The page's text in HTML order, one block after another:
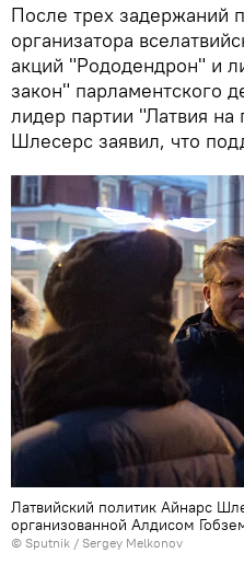
После трех задержаний
организатора
акций "Рододендрон" и
закон" парламентского
лидер партии "Латвия
Шлесерс заявил, что
Латвийский политик Айнарс
организованной Алдисом
© Sputnik / Sergey Melkonov